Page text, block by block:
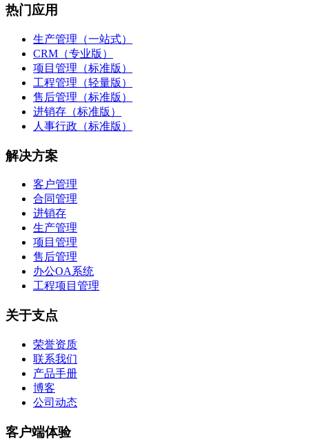
热门应用
生产管理（一站式）
CRM（专业版）
项目管理（标准版）
工程管理（轻量版）
售后管理（标准版）
进销存（标准版）
人事行政（标准版）
解决方案
客户管理
合同管理
进销存
生产管理
项目管理
售后管理
办公OA系统
工程项目管理
关于支点
荣誉资质
联系我们
产品手册
博客
公司动态
客户端体验